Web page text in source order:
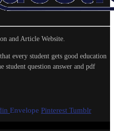
and Article Website.
every student gets good education
student question answer and pdf
Envelope Pinterest Tumblr